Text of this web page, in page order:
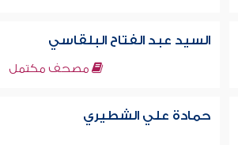
السيد عبد الفتاح البلقاسي
مصحف مكتمل
حمادة علي الشطيري